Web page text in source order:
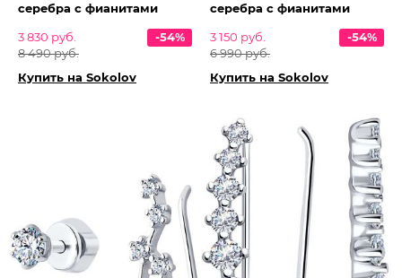
серебра с фианитами
3 830 руб.
8 490 руб.
-54%
Купить на Sokolov
серебра с фианитами
3 150 руб.
6 990 руб.
-54%
Купить на Sokolov